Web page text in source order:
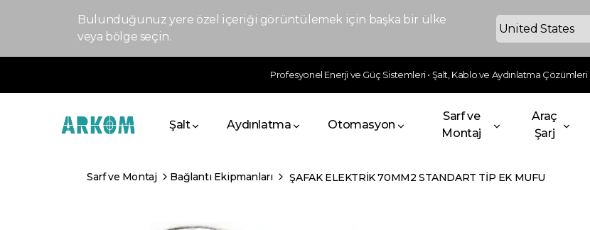
Bulunduğunuz yere özel içeriği görüntülemek için başka bir ülke
veya bölge seçin.
Profesyonel Enerji ve Güç Sistemleri • Şalt, Kablo ve Aydınlatma Çözümleri
Şalt Aydınlatma Otomasyon
Sarf ve
Montaj
Araç
Şarj
Sarf ve Montaj Bağlantı Ekipmanları ŞAFAK ELEKTRİK 70MM2 STANDART TİP EK MUFU